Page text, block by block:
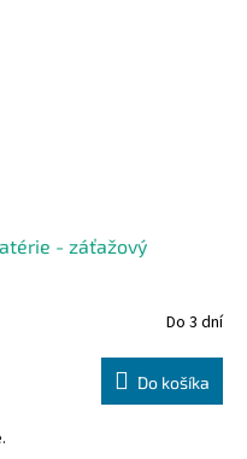
- záťažový
Do 3 dní
Do košíka